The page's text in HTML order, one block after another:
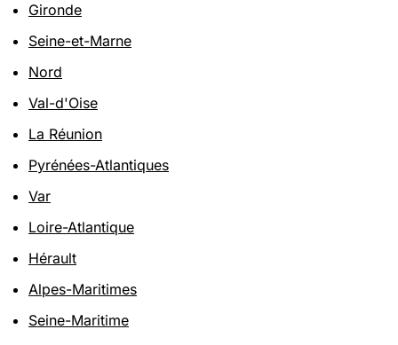
Gironde
Seine-et-Marne
Nord
Val-d'Oise
La Réunion
Pyrénées-Atlantiques
Var
Loire-Atlantique
Hérault
Alpes-Maritimes
Seine-Maritime